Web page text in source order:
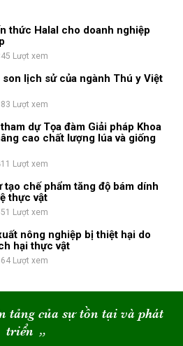
thức Halal cho doanh nghiệp
Lượt xem
son lịch sử của ngành Thú y Việt
Lượt xem
dự Tọa đàm Giải pháp Khoa
cao chất lượng lúa và giống
Lượt xem
tạo chế phẩm tăng độ bám dính
thực vật
Lượt xem
nông nghiệp bị thiệt hại do
hại thực vật
Lượt xem
tảng của sự tồn tại và phát
triển “